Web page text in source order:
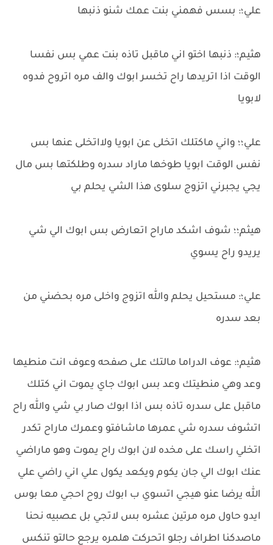
علي؛: بسس فهمني بنت عمك شنو ذنبها
هثيم؛: ذنبها اختو اني ماقبل تاذه بنت عمي بس نفسا
الوقت اذا اتريدها راح تخسر ابوك والف مره اتروح فدوه
لابويا
علي؛؛ واني ماكتلك اتخلى عن ابويا ولااتخلى عنها بس
نفس الوقت ابويا طوخها ماراد سدره وطلكتها بس مال
يجي يجبرني اتزوج سلوى هذا الشي يحلم بي
هيثم؛؛ شوف اشكد ماراح اتعارض بس ابوك الي شي
يريدو راح يسوي
علي؛: مستحيل يحلم والله اتزوج واخلى مره بحضني من
بعد سدره
هثيم؛: عوف الدراما مالتك على صفحه وعوف انت منطيها
وعد وهي منطيتك وعد بس ابوك جاي يموت اني كتلك
ماقبل على سدره تاذه بس اذا ابوك صار بي شي والله راح
اتشوف سدره شي عمرها ماشافتو وعمرك ماراح تكدر
اتخلي راسك على مخده لان ابوك راح يموت وهو ماراضي
عنك ابوك الي جان يكوم ويكعد يكول علي اني راضي علي
الله يرضا عنو هيجي اتسوي ب ابوك روح احجي معا بوس
ايدو حاول مره مرتين عشره بس لاتجي بل عصبيه نحنا
ماصدكنا اطراف رجلو اتحركت هلمره يرجع حالتو تنكس